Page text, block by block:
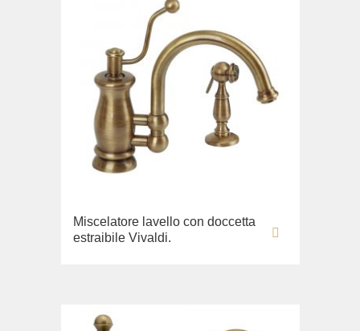
Miscelatore lavello con doccetta
estraibile Vivaldi.